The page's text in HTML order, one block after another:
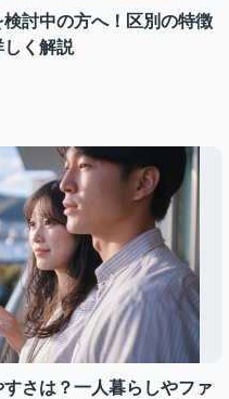
討中の方へ！区別の特徴
しく解説
さは？一人暮らしやファ